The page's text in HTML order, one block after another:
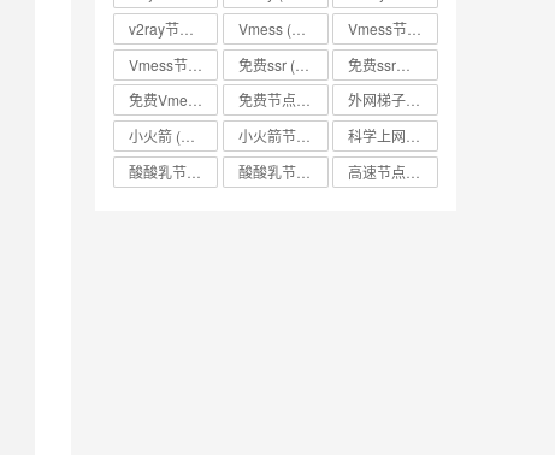
(334)
Vmess (330)
(330)
免费ssr (318)
(330)
小火箭 (337) (334)
(318) (318)